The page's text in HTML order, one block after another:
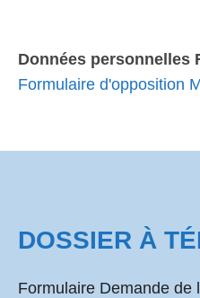
Données personnelles
Formulaire d'opposition
DOSSIER À
Formulaire Demande de